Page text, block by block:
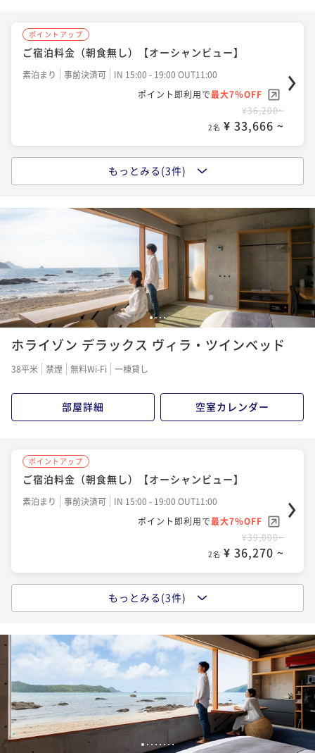
ポイントアップ
ご宿泊料金（朝食無し）【オーシャンビュー】
素泊まり 事前決済可
IN 15:00 - 19:00 OUT11:00
ポイント即利用で最大7％OFF
¥36,200~
2名 ¥ 33,666 ~
ご宿泊料金＋朝食【オーシャンビュー】【Relux限定】
「夜景」
IN 15:00 - 19:00 OUT11:00
ポイント即利用で 最大17％OFF
2名 ¥ 39,674 ~
ポイントアップ
【10%OFF / 連泊限定】ご宿泊料金
素泊まり 事前決済可
IN 15:00 - 19:00 OUT11:00
¥65,160~
2名 ¥ 60,598 ~
ポイントアップ
【10%OFF / 連泊限定】ご宿泊料金＋朝食
朝食付き 事前決済可
IN 15:00 - 19:00 OUT11:00
ポイント即利用で最大7％OFF
¥78,120~
2名 ¥ 72,651 ~
もっとみる(3件)
1234
ホライゾン デラックス ヴィラ・ツインベッド
38平米 禁煙 無料Wi-Fi 一棟貸し
部屋詳細 空室カレンダー
ポイントアップ
ご宿泊料金（朝食無し）【オーシャンビュー】
素泊まり 事前決済可
IN 15:00 - 19:00 OUT11:00
ポイント即利用で最大7％OFF
¥39,000~
2名 ¥ 36,270 ~
ご宿泊料金＋朝食【オーシャンビュー】【Relux限定】
「夜景」
朝食付き 事前決済可
IN 15:00 - 19:00 OUT11:00
ポイント即利用で最大17％OFF
¥50,600~
2名 ¥ 41,998 ~
もっとみる(3件)
1 2 3 4 5678